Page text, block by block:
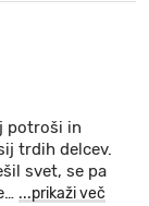
potroši in
trdih delcev.
svet, se pa
… ...prikaži več